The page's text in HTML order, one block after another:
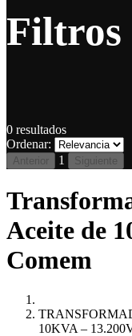
Filtros
0 resultados
Ordenar:
Anterior 1 Siguiente
Aceite de
Comem
10KVA –